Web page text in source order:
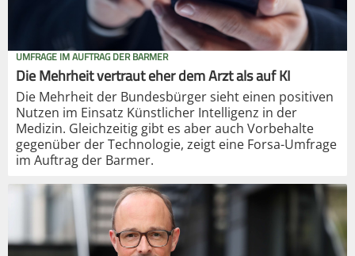
UMFRAGE IM AUFTRAG DER BARMER
Die Mehrheit vertraut eher dem Arzt als auf KI
Die Mehrheit der Bundesbürger sieht einen positiven
Nutzen im Einsatz Künstlicher Intelligenz in der
Medizin. Gleichzeitig gibt es aber auch Vorbehalte
gegenüber der Technologie, zeigt eine Forsa-Umfrage
im Auftrag der Barmer.